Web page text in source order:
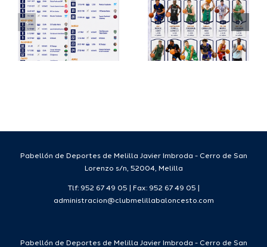
su
proyecto
España
FEB para
2026/27
Pabellón de Deportes de Melilla Javier Imbroda - Cerro de San
Lorenzo s/n, 52004, Melilla
Tlf: 952 67 49 05 | Fax: 952 67 49 05 |
administracion@clubmelillabaloncesto.com
Pabellón de Deportes de Melilla Javier Imbroda - Cerro de San